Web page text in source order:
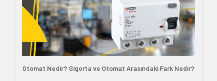
Otomat Nedir? Sigorta ve Otomat Arasındaki Fark Nedir?